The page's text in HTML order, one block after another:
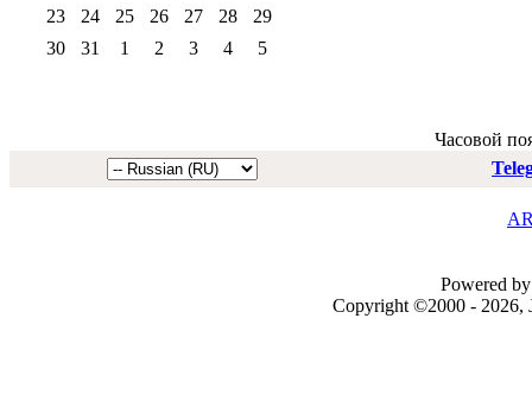
23
24 25 26 27 28
29
30
31 1 2 3 4 5
Часовой
Powered
Copyright ©2000 - 2026,